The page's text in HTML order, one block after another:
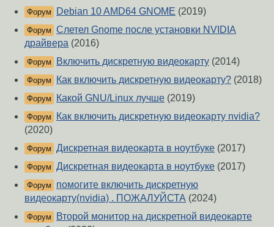
Форум Debian 10 AMD64 GNOME (2019)
Форум Слетел Gnome после установки NVIDIA
драйвера (2016)
Форум Включить дискретную видеокарту (2014)
Форум Как включить дискретную видеокарту? (2018)
Форум Какой GNU/Linux лучше (2019)
Форум
Как включить дискретную видеокарту nvidia?
(2020)
Форум Дискретная видеокарта в ноутбуке (2017)
Форум Дискретная видеокарта в ноутбуке (2017)
Форум
помогите включить дискретную
видеокарту(nvidia) . ПОЖАЛУЙСТА (2024)
Форум
Второй монитор на дискретной видеокарте